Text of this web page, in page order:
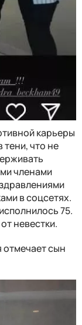
карьеры
что не
членами
в соцсетях.
75.
невестки.
сын